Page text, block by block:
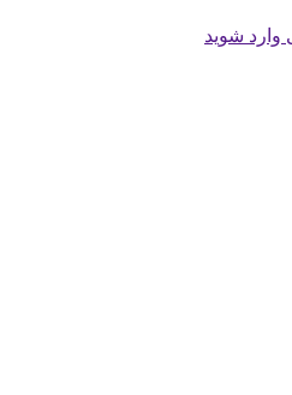
شوید